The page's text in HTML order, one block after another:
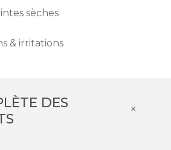
sèches
& irritations
DES
×